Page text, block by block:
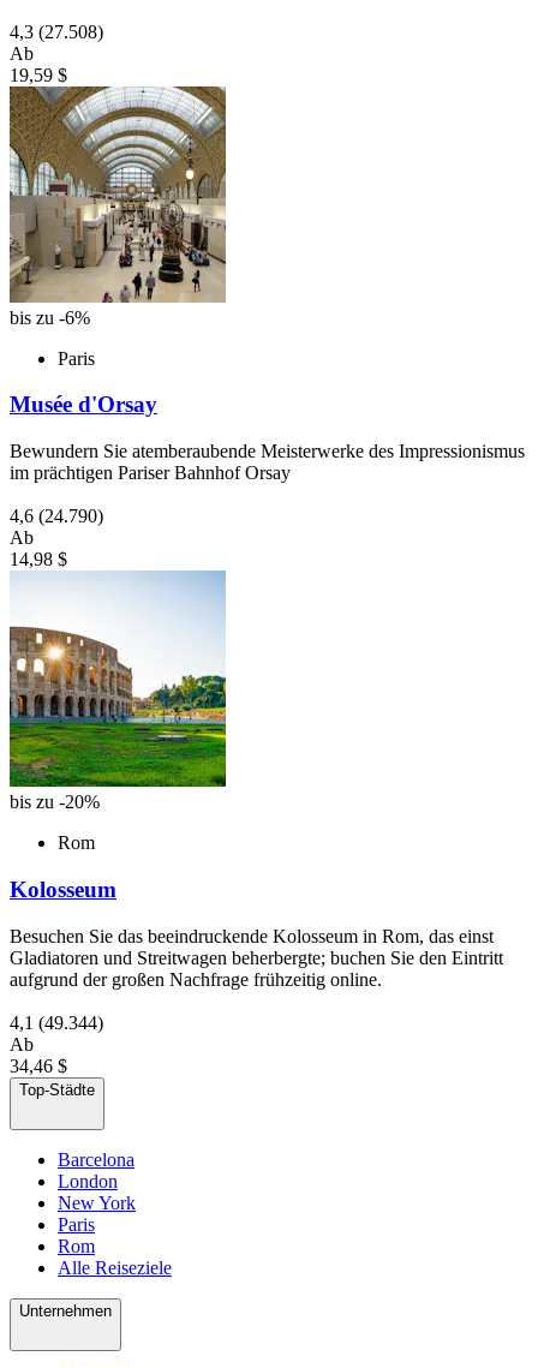
4,3 (27.508)
Ab
19,59 $
bis zu -6%
Paris
Musée d'Orsay
Bewundern Sie atemberaubende Meisterwerke des Impressionismus
im prächtigen Pariser Bahnhof Orsay
4,6 (24.790)
Ab
14,98 $
bis zu -20%
Rom
Kolosseum
Besuchen Sie das beeindruckende Kolosseum in Rom, das einst
Gladiatoren und Streitwagen beherbergte; buchen Sie den Eintritt
aufgrund der großen Nachfrage frühzeitig online.
4,1 (49.344)
Ab
34,46 $
Top-Städte
Barcelona
London
New York
Paris
Rom
Alle Reiseziele
Unternehmen